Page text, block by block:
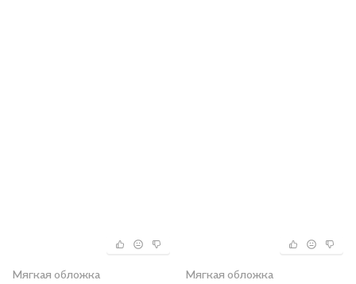
Мягкая обложка Мягкая обложка